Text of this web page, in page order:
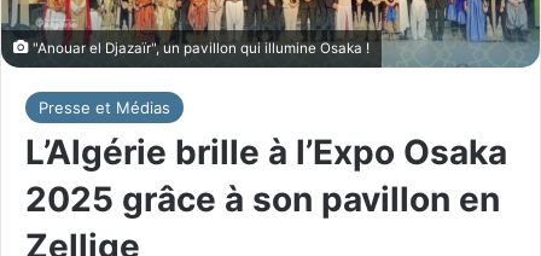
"Anouar el Djazaïr", un pavillon qui illumine Osaka !
Presse et Médias
L’Algérie brille à l’Expo Osaka
2025 grâce à son pavillon en
Zellige